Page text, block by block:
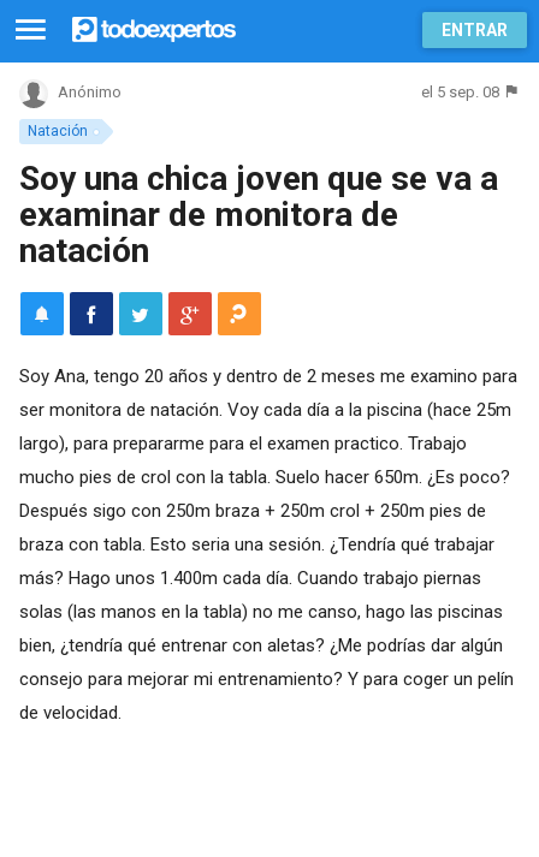
ENTRAR
Natación
Anónimo el 5 sep. 08
Soy una chica joven que se va a
examinar de monitora de
natación
Soy Ana, tengo 20 años y dentro de 2 meses me examino para
ser monitora de natación. Voy cada día a la piscina (hace 25m
largo), para prepararme para el examen practico. Trabajo
mucho pies de crol con la tabla. Suelo hacer 650m. ¿Es poco?
Después sigo con 250m braza + 250m crol + 250m pies de
braza con tabla. Esto seria una sesión. ¿Tendría qué trabajar
más? Hago unos 1.400m cada día. Cuando trabajo piernas
solas (las manos en la tabla) no me canso, hago las piscinas
bien, ¿tendría qué entrenar con aletas? ¿Me podrías dar algún
consejo para mejorar mi entrenamiento? Y para coger un pelín
de velocidad.